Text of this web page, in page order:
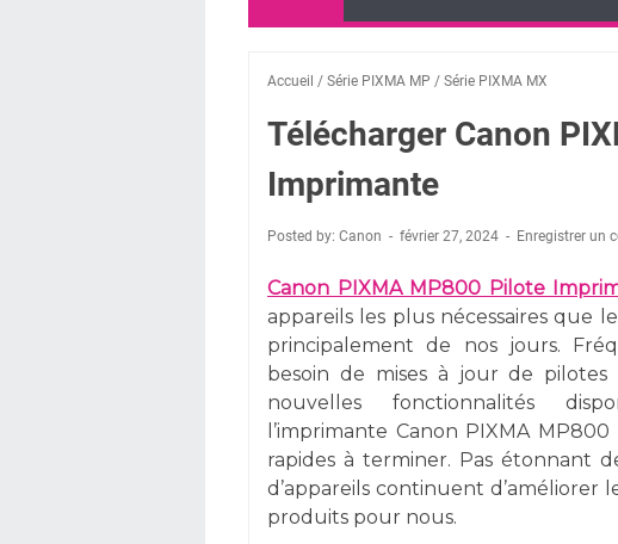
Accueil / Série PIXMA MP / Série PIXMA MX
Télécharger Canon
Imprimante
Posted by: Canon février 27, 2024 Enregistrer un
Canon PIXMA MP800 Pilote
appareils les plus nécessaires que
principalement de nos jours.
besoin de mises à jour de
nouvelles fonctionnalités
l’imprimante Canon PIXMA
rapides à terminer. Pas étonnant
d’appareils continuent
produits pour nous.